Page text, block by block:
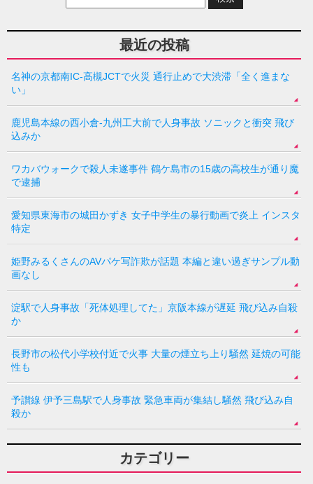
最近の投稿
名神の京都南IC-高槻JCTで火災 通行止めで大渋滞「全く進まな
い」
鹿児島本線の西小倉-九州工大前で人身事故 ソニックと衝突 飛び
込みか
ワカバウォークで殺人未遂事件 鶴ケ島市の15歳の高校生が通り魔
で逮捕
愛知県東海市の城田かずき 女子中学生の暴行動画で炎上 インスタ
特定
姫野みるくさんのAVパケ写詐欺が話題 本編と違い過ぎサンプル動
画なし
淀駅で人身事故「死体処理してた」京阪本線が遅延 飛び込み自殺
か
長野市の松代小学校付近で火事 大量の煙立ち上り騒然 延焼の可能
性も
予讃線 伊予三島駅で人身事故 緊急車両が集結し騒然 飛び込み自
殺か
カテゴリー